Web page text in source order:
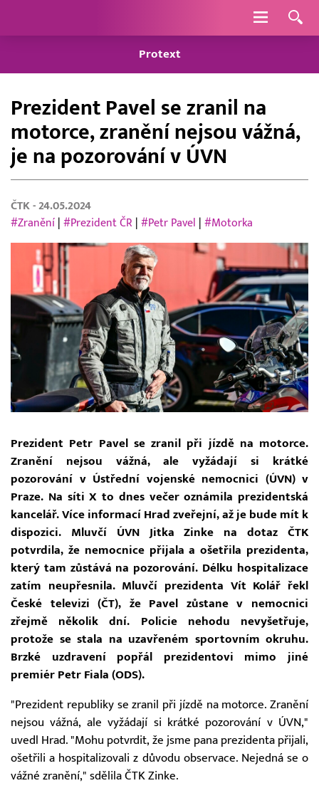
Navigace
Protext
Prezident Pavel se zranil na
motorce, zranění nejsou vážná,
je na pozorování v ÚVN
ČTK - 24.05.2024
#Zranění #Prezident ČR #Petr Pavel #Motorka
Prezident Petr Pavel se zranil při jízdě na motorce.
Zranění nejsou vážná, ale vyžádají si krátké
pozorování v Ústřední vojenské nemocnici (ÚVN) v
Praze. Na síti X to dnes večer oznámila prezidentská
kancelář. Více informací Hrad zveřejní, až je bude mít k
dispozici. Mluvčí ÚVN Jitka Zinke na dotaz ČTK
potvrdila, že nemocnice přijala a ošetřila prezidenta,
který tam zůstává na pozorování. Délku hospitalizace
zatím neupřesnila. Mluvčí prezidenta Vít Kolář řekl
České televizi (ČT), že Pavel zůstane v nemocnici
zřejmě několik dní. Policie nehodu nevyšetřuje,
protože se stala na uzavřeném sportovním okruhu.
Brzké uzdravení popřál prezidentovi mimo jiné
premiér Petr Fiala (ODS).
"Prezident republiky se zranil při jízdě na motorce. Zranění
nejsou vážná, ale vyžádají si krátké pozorování v ÚVN,"
uvedl Hrad. "Mohu potvrdit, že jsme pana prezidenta přijali,
ošetřili a hospitalizovali z důvodu observace. Nejedná se o
vážné zranění," sdělila ČTK Zinke.